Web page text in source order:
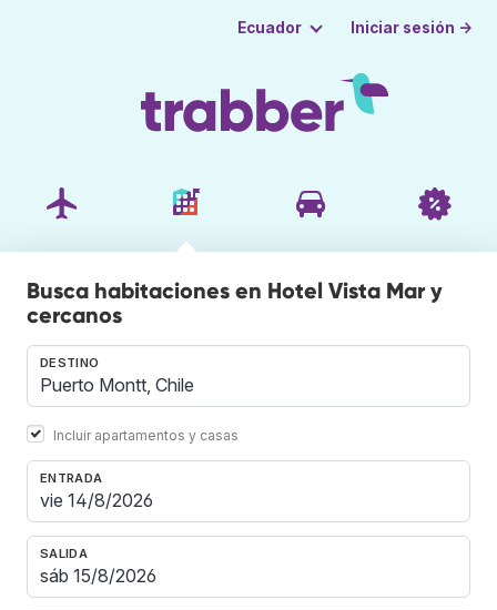
Ecuador Iniciar sesión →
Busca habitaciones en Hotel Vista Mar y
cercanos
DESTINO
Incluir apartamentos y casas
ENTRADA
SALIDA